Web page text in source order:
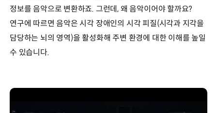
정보를 음악으로 변환하죠. 그런데, 왜 음악이어야 할까요?
연구에 따르면 음악은 시각 장애인의 시각 피질(시각과 지각을
담당하는 뇌의 영역)을 활성화해 주변 환경에 대한 이해를 높일
수 있습니다.